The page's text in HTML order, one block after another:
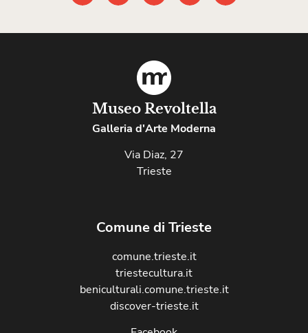
Museo Revoltella
Galleria d'Arte Moderna
Via Diaz, 27
Trieste
Comune di Trieste
comune.trieste.it
triestecultura.it
beniculturali.comune.trieste.it
discover-trieste.it